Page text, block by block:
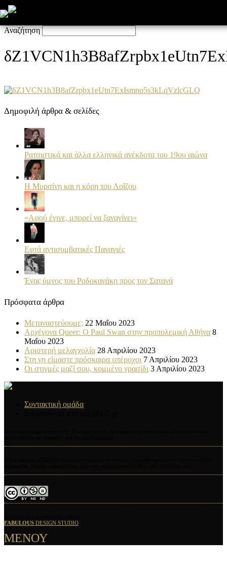
Αναζήτηση
Δημοφιλή άρθρα & σελίδες
Ρατσιστικά και άλλα ελληνικά ανέκδοτα του 19ου αιώνα
Η Μυρσίνη και η κόρη του Λοΐζου
«Αφού έγινε, μπορεί να ξαναγίνει»
Εφτά αντισυμβατικές Παναγιές
Ένας ύμνος του Ροδοκανάκη προς τον Σατανά
Πρόσφατα άρθρα
Μεταναστεύουμε; 22 Μαΐου 2023
Αρχέγονα Queer: O Paul Swan στην προπολεμική Αθήνα 8
Μαΐου 2023
Αριστερή μελαγχολία 28 Απριλίου 2023
Στη γη είμαστε πρόσκαιρα υπέροχοι 7 Απριλίου 2023
Οι στιγμές μαζί σου, κομμένο γρασίδι 3 Απριλίου 2023
Συντακτική ομάδα
FABULOUS DESIGN STUDIO
ΜΕΝΟΥ